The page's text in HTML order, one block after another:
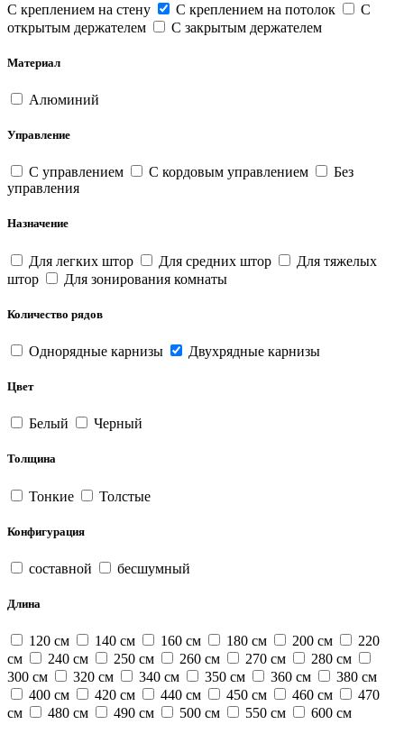
С креплением на стену
С креплением на потолок
С
открытым держателем
С закрытым держателем
Материал
Алюминий
Управление
С управлением С кордовым управлением
Без
управления
Назначение
Для легких штор Для средних штор
Для тяжелых
штор
Для зонирования комнаты
Количество рядов
Однорядные карнизы Двухрядные карнизы
Цвет
Белый Черный
Толщина
Тонкие Толстые
Конфигурация
составной бесшумный
Длина
120 см 140 см 160 см 180 см 200 см
220
см
240 см 250 см 260 см 270 см
280 см
300 см
320 см 340 см 350 см 360 см
380 см
400 см
420 см 440 см 450 см 460 см
470
см
480 см 490 см 500 см 550 см 600 см